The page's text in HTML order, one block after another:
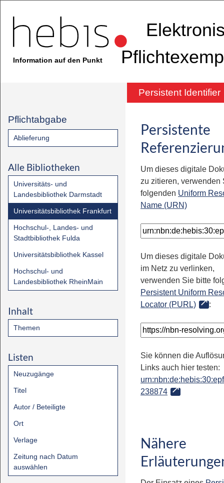
Information auf den Punkt
Persistent Identifier
Pflichtabgabe
Ablieferung
Alle Bibliotheken
Universitäts- und
Landesbibliothek Darmstadt
Universitätsbibliothek Frankfurt
Hochschul-, Landes- und
Stadtbibliothek Fulda
Universitätsbibliothek Kassel
Hochschul- und
Landesbibliothek RheinMain
Inhalt
Themen
Listen
Neuzugänge
Titel
Autor / Beteiligte
Ort
Verlage
Zeitung nach Datum
auswählen
Persistente
Um dieses digitale
zu zitieren, verwenden
folgenden Uniform
Name (URN)
Um dieses digitale
im Netz zu verlinken,
verwenden Sie bitte
Persistent Uniform
Locator (PURL)
:
Sie können die
Links auch hier testen:
238874
Nähere